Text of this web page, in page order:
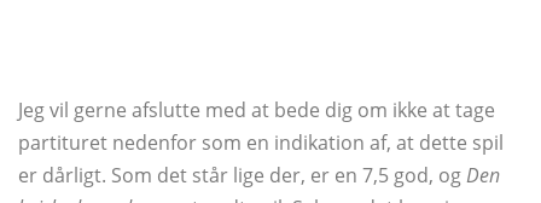
Jeg vil gerne afslutte med at bede dig om ikke at tage
partituret nedenfor som en indikation af, at dette spil
er dårligt. Som det står lige der, er en 7,5 god, ogDen